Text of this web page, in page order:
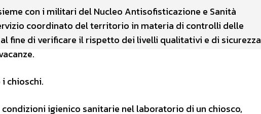
con i militari del Nucleo Antisofisticazione e Sanità
coordinato del territorio in materia di controlli delle
fine di verificare il rispetto dei livelli qualitativi e di sicurezza
chioschi.
igienico sanitarie nel laboratorio di un chiosco,